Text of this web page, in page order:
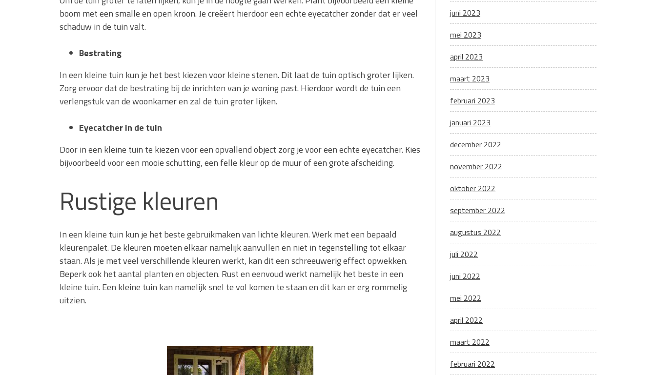
boom met een smalle en open kroon. Je creëert hierdoor een echte eyecatcher zonder dat er veel
schaduw in de tuin valt.
Bestrating
In een kleine tuin kun je het best kiezen voor kleine stenen. Dit laat de tuin optisch groter lijken.
Zorg ervoor dat de bestrating bij de inrichten van je woning past. Hierdoor wordt de tuin een
verlengstuk van de woonkamer en zal de tuin groter lijken.
Eyecatcher in de tuin
Door in een kleine tuin te kiezen voor een opvallend object zorg je voor een echte eyecatcher. Kies
bijvoorbeeld voor een mooie schutting, een felle kleur op de muur of een grote afscheiding.
Rustige kleuren
In een kleine tuin kun je het beste gebruikmaken van lichte kleuren. Werk met een bepaald
kleurenpalet. De kleuren moeten elkaar namelijk aanvullen en niet in tegenstelling tot elkaar
staan. Als je met veel verschillende kleuren werkt, kan dit een schreeuwerig effect opwekken.
Beperk ook het aantal planten en objecten. Rust en eenvoud werkt namelijk het beste in een
kleine tuin. Een kleine tuin kan namelijk snel te vol komen te staan en dit kan er erg rommelig
uitzien.
juni 2023
mei 2023
april 2023
maart 2023
februari 2023
januari 2023
december 2022
november 2022
oktober 2022
september 2022
augustus 2022
juli 2022
juni 2022
mei 2022
april 2022
maart 2022
februari 2022